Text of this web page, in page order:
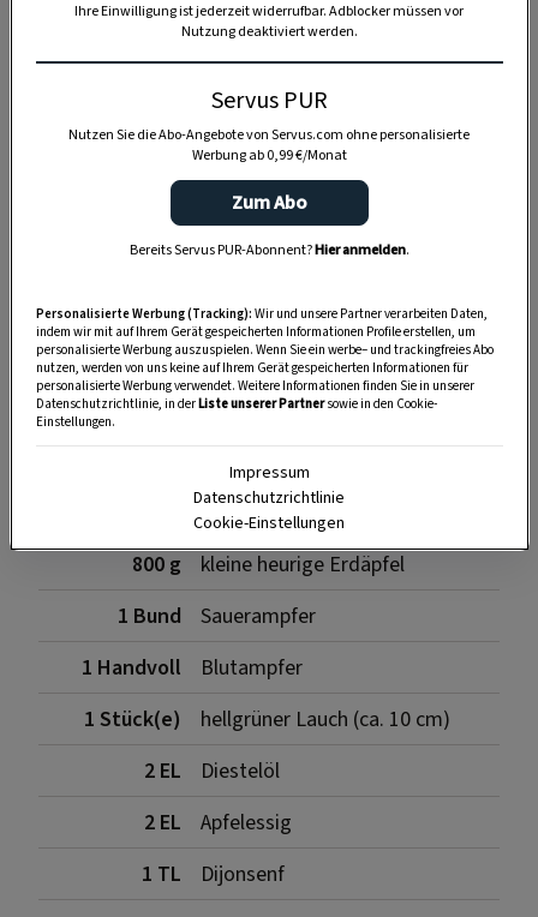
SPEICHERN DRUCKEN
Zutaten
800 g
kleine heurige Erdäpfel
1 Bund
Sauerampfer
1 Handvoll
Blutampfer
1 Stück(e)
hellgrüner Lauch (ca. 10 cm)
2 EL
Diestelöl
2 EL
Apfelessig
1 TL
Dijonsenf
Ihre Einwilligung ist jederzeit widerrufbar. Adblocker müssen vor
Nutzung deaktiviert werden.
Servus PUR
Nutzen Sie die Abo-Angebote von Servus.com ohne personalisierte
Werbung ab 0,99 €/Monat
Zum Abo
Bereits Servus PUR-Abonnent?Hier anmelden.
Personalisierte Werbung (Tracking): Wir und unsere Partner verarbeiten Daten,
indem wir mit auf Ihrem Gerät gespeicherten Informationen Profile erstellen, um
personalisierte Werbung auszuspielen. Wenn Sie ein werbe– und trackingfreies Abo
nutzen, werden von uns keine auf Ihrem Gerät gespeicherten Informationen für
personalisierte Werbung verwendet. Weitere Informationen finden Sie in unserer
Datenschutzrichtlinie, in derListe unserer Partnersowie in den Cookie-
Einstellungen.
Impressum
Datenschutzrichtlinie
Cookie-Einstellungen